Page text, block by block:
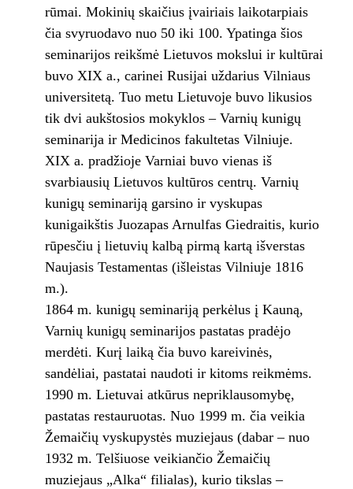
rūmai. Mokinių skaičius įvairiais laikotarpiais
čia svyruodavo nuo 50 iki 100. Ypatinga šios
seminarijos reikšmė Lietuvos mokslui ir kultūrai
buvo XIX a., carinei Rusijai uždarius Vilniaus
universitetą. Tuo metu Lietuvoje buvo likusios
tik dvi aukštosios mokyklos – Varnių kunigų
seminarija ir Medicinos fakultetas Vilniuje.
XIX a. pradžioje Varniai buvo vienas iš
svarbiausių Lietuvos kultūros centrų. Varnių
kunigų seminariją garsino ir vyskupas
kunigaikštis Juozapas Arnulfas Giedraitis, kurio
rūpesčiu į lietuvių kalbą pirmą kartą išverstas
Naujasis Testamentas (išleistas Vilniuje 1816
m.).
1864 m. kunigų seminariją perkėlus į Kauną,
Varnių kunigų seminarijos pastatas pradėjo
merdėti. Kurį laiką čia buvo kareivinės,
sandėliai, pastatai naudoti ir kitoms reikmėms.
1990 m. Lietuvai atkūrus nepriklausomybę,
pastatas restauruotas. Nuo 1999 m. čia veikia
Žemaičių vyskupystės muziejaus (dabar – nuo
1932 m. Telšiuose veikiančio Žemaičių
muziejaus „Alka“ filialas), kurio tikslas –